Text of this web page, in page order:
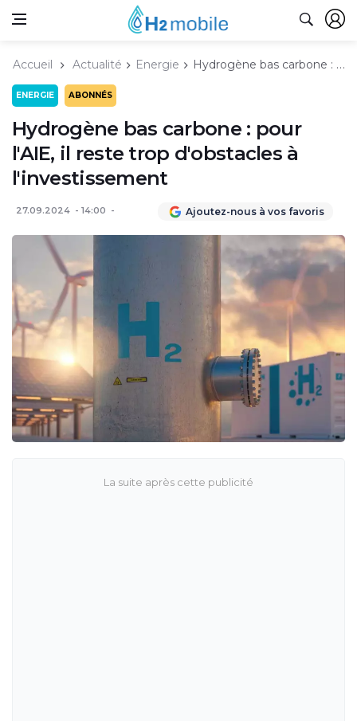
Accueil Actualité Energie Hydrogène bas carbone : pour l'AIE, il reste trop d'obstacles à l'investissement
ENERGIE ABONNÉS
Hydrogène bas carbone : pour
l'AIE, il reste trop d'obstacles à
l'investissement
27.09.2024 14:00 Ajoutez-nous à vos favoris